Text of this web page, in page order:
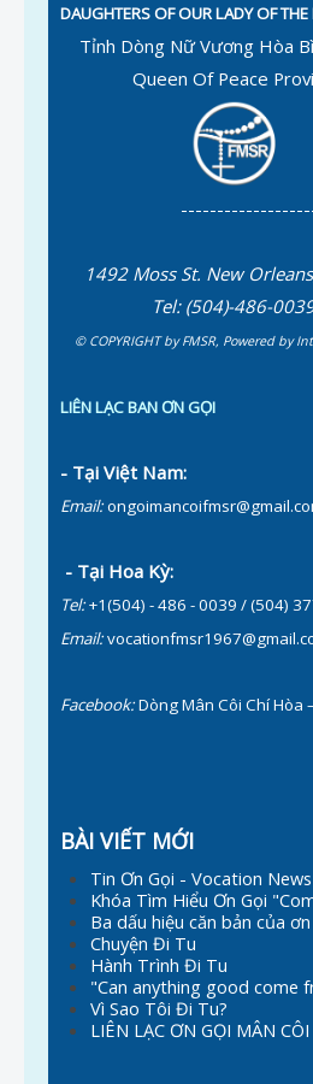
DAUGHTERS OF OUR LADY OF
Tỉnh Dòng Nữ Vương Hòa
Queen Of Peace
1492 Moss St. New
Tel: (504)-486-
© COPYRIGHT by FMSR, Powered by
LIÊN LẠC BAN ƠN GỌI
- Tại Việt Nam:
Email:
- Tại Hoa Kỳ:
Tel:+1(504) - 486 - 0039 / (504)
Email:
Facebook:Dòng Mân Côi Chí Hòa
BÀI VIẾT MỚI
Tin Ơn Gọi - Vocation News
Khóa Tìm Hiểu Ơn Gọi
Ba dấu hiệu căn bản của
Chuyện Đi Tu
Hành Trình Đi Tu
"Can anything good come
Vì Sao Tôi Đi Tu?
LIÊN LẠC ƠN GỌI MÂN CÔI